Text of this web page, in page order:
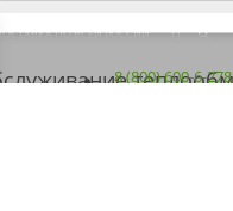
ПО ВСЕЙ РОССИИ
8 (800) 600-6-278